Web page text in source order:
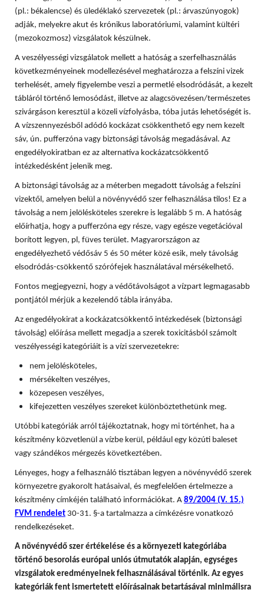
(pl.: békalencse) és üledéklakó szervezetek (pl.: árvaszúnyogok)
adják, melyekre akut és krónikus laboratóriumi, valamint kültéri
(mezokozmosz) vizsgálatok készülnek.
A veszélyességi vizsgálatok mellett a hatóság a szerfelhasználás
következményeinek modellezésével meghatározza a felszíni vizek
terhelését, amely figyelembe veszi a permetlé elsodródását, a kezelt
tábláról történő lemosódást, illetve az alagcsövezésen/természetes
szivárgáson keresztül a közeli vízfolyásba, tóba jutás lehetőségét is.
A vízszennyezésből adódó kockázat csökkenthető egy nem kezelt
sáv, ún. pufferzóna vagy biztonsági távolság megadásával. Az
engedélyokiratban ez az alternatíva kockázatcsökkentő
intézkedésként jelenik meg.
A biztonsági távolság az a méterben megadott távolság a felszíni
vizektől, amelyen belül a növényvédő szer felhasználása tilos! Ez a
távolság a nem jelölésköteles szerekre is legalább 5 m. A hatóság
előírhatja, hogy a pufferzóna egy része, vagy egésze vegetációval
borított legyen, pl, füves terület. Magyarországon az
engedélyezhető védősáv 5 és 50 méter közé esik, mely távolság
elsodródás-csökkentő szórófejek használatával mérsékelhető.
Fontos megjegyezni, hogy a védőtávolságot a vízpart legmagasabb
pontjától mérjük a kezelendő tábla irányába.
Az engedélyokirat a kockázatcsökkentő intézkedések (biztonsági
távolság) előírása mellett megadja a szerek toxicitásból számolt
veszélyességi kategóriáit is a vízi szervezetekre:
nem jelölésköteles,
mérsékelten veszélyes,
közepesen veszélyes,
kifejezetten veszélyes szereket különböztethetünk meg.
Utóbbi kategóriák arról tájékoztatnak, hogy mi történhet, ha a
készítmény közvetlenül a vízbe kerül, például egy közúti baleset
vagy szándékos mérgezés következtében.
Lényeges, hogy a felhasználó tisztában legyen a növényvédő szerek
környezetre gyakorolt hatásaival, és megfelelően értelmezze a
készítmény címkéjén található információkat. A 89/2004 (V. 15.)
FVM rendelet 30-31. §-a tartalmazza a címkézésre vonatkozó
rendelkezéseket.
A növényvédő szer értékelése és a környezeti kategóriába
történő besorolás európai uniós útmutatók alapján, egységes
vizsgálatok eredményeinek felhasználásával történik. Az egyes
kategóriák fent ismertetett előírásainak betartásával minimálisra